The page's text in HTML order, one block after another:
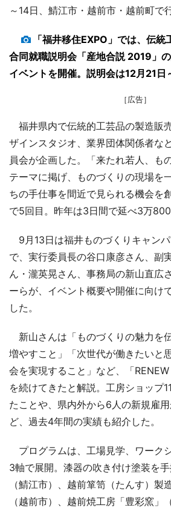
～14日、鯖江市・越前市・越前町で
「福井移住EXPO」では、伝
合同就職説明会「産地合説 2019」
イベントを開催。説明会は12月21日
［広告］
福井県内で伝統的工芸品の製造販
ザインスタジオ、業界団体関係者な
員会が企画した。「来たれ若人、も
テーマに掲げ、ものづくりの現場を
ちの手仕事を間近で見られる機会を
で5回目。昨年は3日間で延べ3万
9月13日は福井ものづくりキャンパ
で、実行委員長の谷口康彦さん、副
ん・瀧英晃さん、事務局の新山直広
ーらが、イベント概要や開催に向け
した。
新山さんは「ものづくりの魅力を
増やすこと」「次世代が働きたいと
会を実現すること」など、「
を続けてきたと解説。工房ショップ
たことや、県内外から6人の新規雇
ど、過去4年間の実績も紹介した。
プログラムは、工場見学、ワーク
3軸で展開。漆器の吹き付け塗装を手
（鯖江市）、越前箪笥（たんす）製
（越前市）、越前焼工房「豊彩窯」